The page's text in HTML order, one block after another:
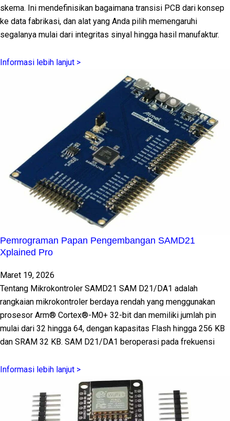
skema. Ini mendefinisikan bagaimana transisi PCB dari konsep
ke data fabrikasi, dan alat yang Anda pilih memengaruhi
segalanya mulai dari integritas sinyal hingga hasil manufaktur.
Informasi lebih lanjut >
Pemrograman Papan Pengembangan SAMD21
Xplained Pro
Maret 19, 2026
Tentang Mikrokontroler SAMD21 SAM D21/DA1 adalah
rangkaian mikrokontroler berdaya rendah yang menggunakan
prosesor Arm® Cortex®-M0+ 32-bit dan memiliki jumlah pin
mulai dari 32 hingga 64, dengan kapasitas Flash hingga 256 KB
dan SRAM 32 KB. SAM D21/DA1 beroperasi pada frekuensi
Informasi lebih lanjut >